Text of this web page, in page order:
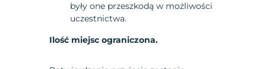
były one przeszkodą w możliwości
uczestnictwa.
Ilość miejsc ograniczona.